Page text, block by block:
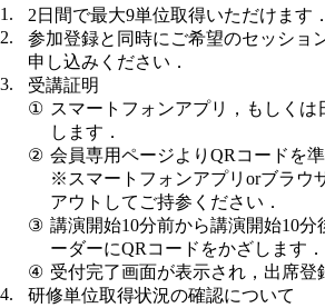
1.
2日間で最大9単位取得いただけます．
2.
参加登録と同時にご希望のセッショ
申し込みください．
3.
受講証明
① スマートフォンアプリ，もしく
します．
② 会員専用ページよりQRコードを準
※スマートフォンアプリorブラウ
アウトしてご持参ください．
③ 講演開始10分前から講演開始10
ーダーにQRコードをかざします．
④ 受付完了画面が表示され，出席登
4.
研修単位取得状況の確認について